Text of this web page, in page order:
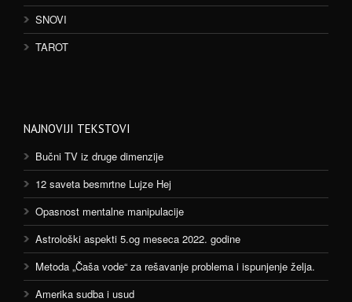
SNOVI
TAROT
NAJNOVIJI TEKSTOVI
Bučni TV iz druge dimenzije
12 saveta besmrtne Lujze Hej
Opasnost mentalne manipulacije
Astrološki aspekti 5.og meseca 2022. godine
Metoda „Čaša vode“ za rešavanje problema i ispunjenje želja.
Amerika sudba i usud